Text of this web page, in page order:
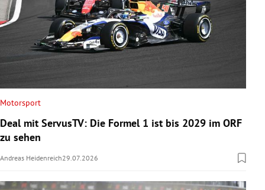
Motorsport
Deal mit ServusTV: Die Formel 1 ist bis 2029 im ORF
zu sehen
Andreas Heidenreich29.07.2026